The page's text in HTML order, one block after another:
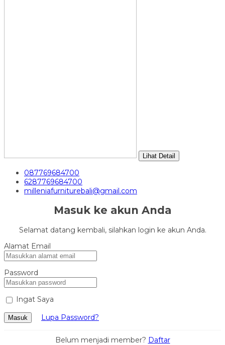
Lihat Detail
087769684700
6287769684700
milleniafurniturebali@gmail.com
Masuk ke akun Anda
Selamat datang kembali, silahkan login ke akun Anda.
Alamat Email
Password
Ingat Saya
Masuk Lupa Password?
Belum menjadi member? Daftar